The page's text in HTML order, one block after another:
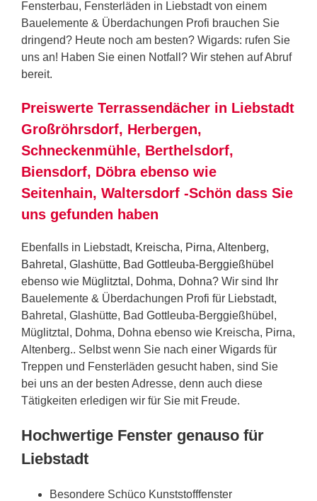
Fensterbau, Fensterläden in Liebstadt von einem
Bauelemente & Überdachungen Profi brauchen Sie
dringend? Heute noch am besten? Wigards: rufen Sie
uns an! Haben Sie einen Notfall? Wir stehen auf Abruf
bereit.
Preiswerte Terrassendächer in Liebstadt
Großröhrsdorf, Herbergen,
Schneckenmühle, Berthelsdorf,
Biensdorf, Döbra ebenso wie
Seitenhain, Waltersdorf -Schön dass Sie
uns gefunden haben
Ebenfalls in Liebstadt, Kreischa, Pirna, Altenberg,
Bahretal , Glashütte, Bad Gottleuba-Berggießhübel
ebenso wie Müglitztal , Dohma, Dohna? Wir sind Ihr
Bauelemente & Überdachungen Profi für Liebstadt,
Bahretal, Glashütte, Bad Gottleuba-Berggießhübel,
Müglitztal, Dohma, Dohna ebenso wie Kreischa, Pirna,
Altenberg.. Selbst wenn Sie nach einer Wigards für
Treppen und Fensterläden gesucht haben, sind Sie
bei uns an der besten Adresse, denn auch diese
Tätigkeiten erledigen wir für Sie mit Freude.
Hochwertige Fenster genauso für
Liebstadt
Besondere Schüco Kunststofffenster